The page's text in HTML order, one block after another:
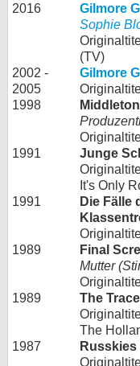
2016 Gilmore
Sophie
(TV)
2002 -
2005
Gilmore
1998
1991
Junge
It's Only
1991
Die Fälle
1989
Final
Mutter
1989
The
The
1987
Russkies